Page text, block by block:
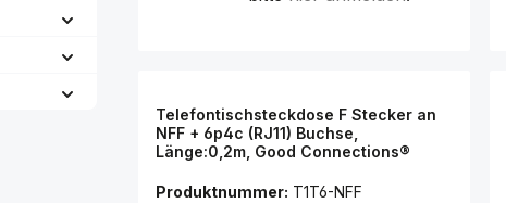
Telefontischsteckdose F Stecker an
NFF + 6p4c (RJ11) Buchse,
Länge:0,2m, Good Connections®
Produktnummer: T1T6-NFF